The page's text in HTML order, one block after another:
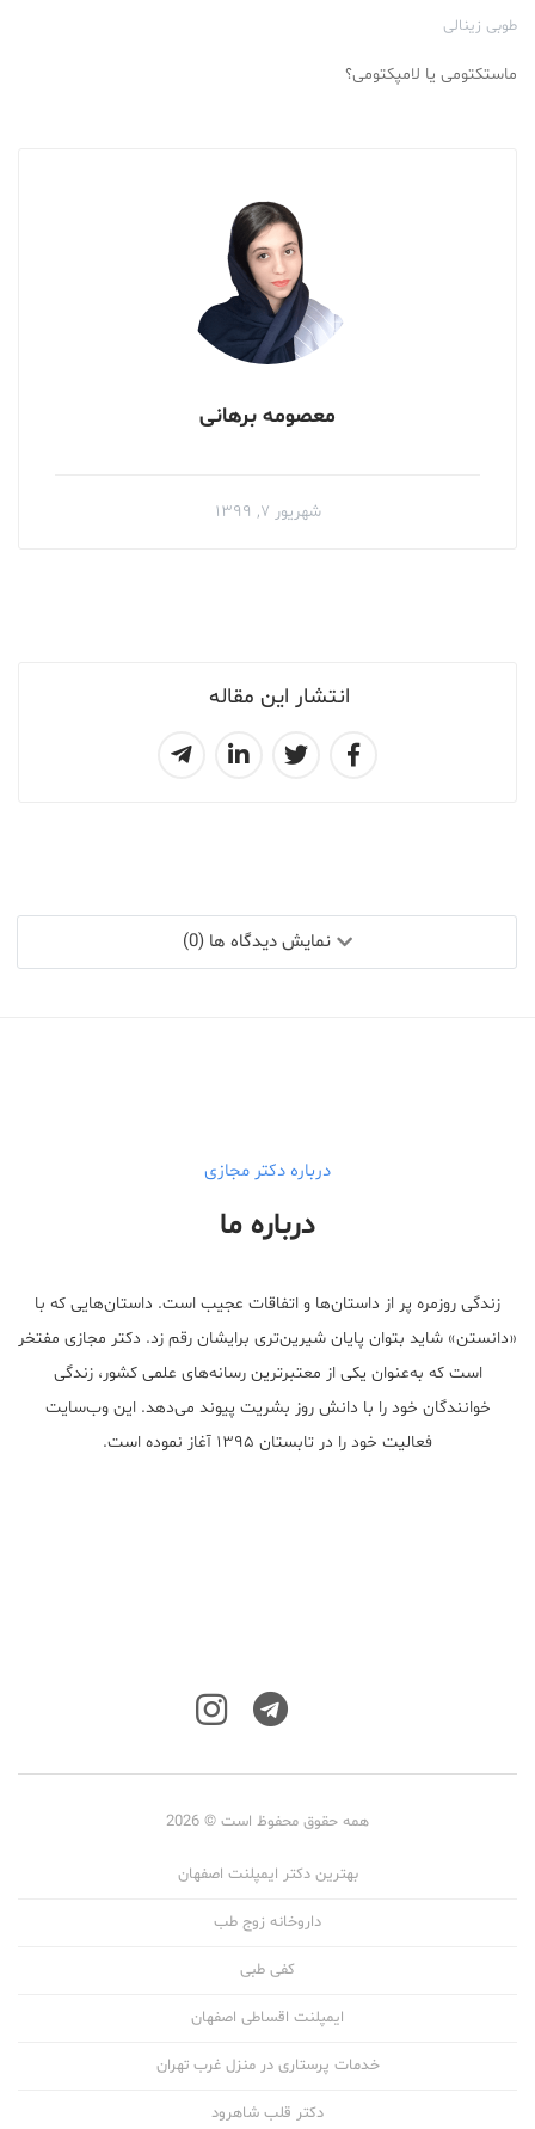
انتشار این مقاله
طوبی زینالی
ماستکتومی یا لامپکتومی؟
معصومه برهانی
شهریور ۷, ۱۳۹۹
نمایش دیدگاه ها (0)
درباره دکتر مجازی
درباره ما
زندگی روزمره پر از داستان‌ها و اتفاقات عجیب است. داستان‌هایی که با
«دانستن» شاید بتوان پایان شیرین‌تری برایشان رقم زد. دکتر مجازی مفتخر
است که به‌عنوان یکی از معتبر‌ترین رسانه‌های علمی کشور، زندگی
خوانندگان خود را با دانش روز بشریت پیوند می‌دهد. این وب‌سایت
فعالیت خود را در تابستان ۱۳۹۵ آغاز نموده است.
همه حقوق محفوظ است © 2026
بهترین دکتر ایمپلنت اصفهان
داروخانه زوج طب
کفی طبی
ایمپلنت اقساطی اصفهان
خدمات پرستاری در منزل غرب تهران
دکتر قلب شاهرود